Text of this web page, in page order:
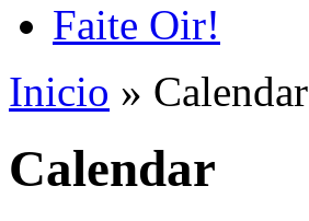
Faite Oir!
Inicio » Calendar
Calendar